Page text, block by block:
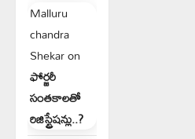
Malluru
chandra
Shekaron
ఫోర్జరీ
సంతకాలతో
రిజిస్ట్రేషన్లు..?